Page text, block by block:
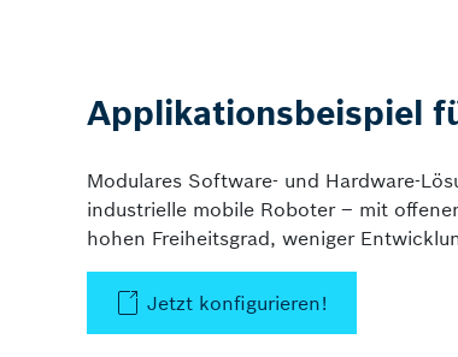
Applikationsbeispiel
Modulares Software- und Hardware-
industrielle mobile Roboter – mit
hohen Freiheitsgrad, weniger
Jetzt konfigurieren!